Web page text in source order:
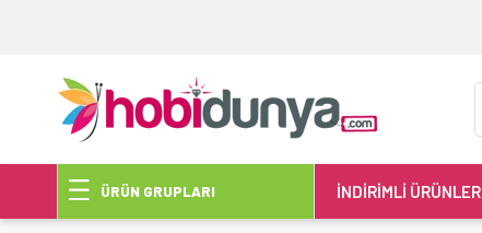
ÜRÜN GRUPLARI İNDİRİMLİ ÜRÜNLER